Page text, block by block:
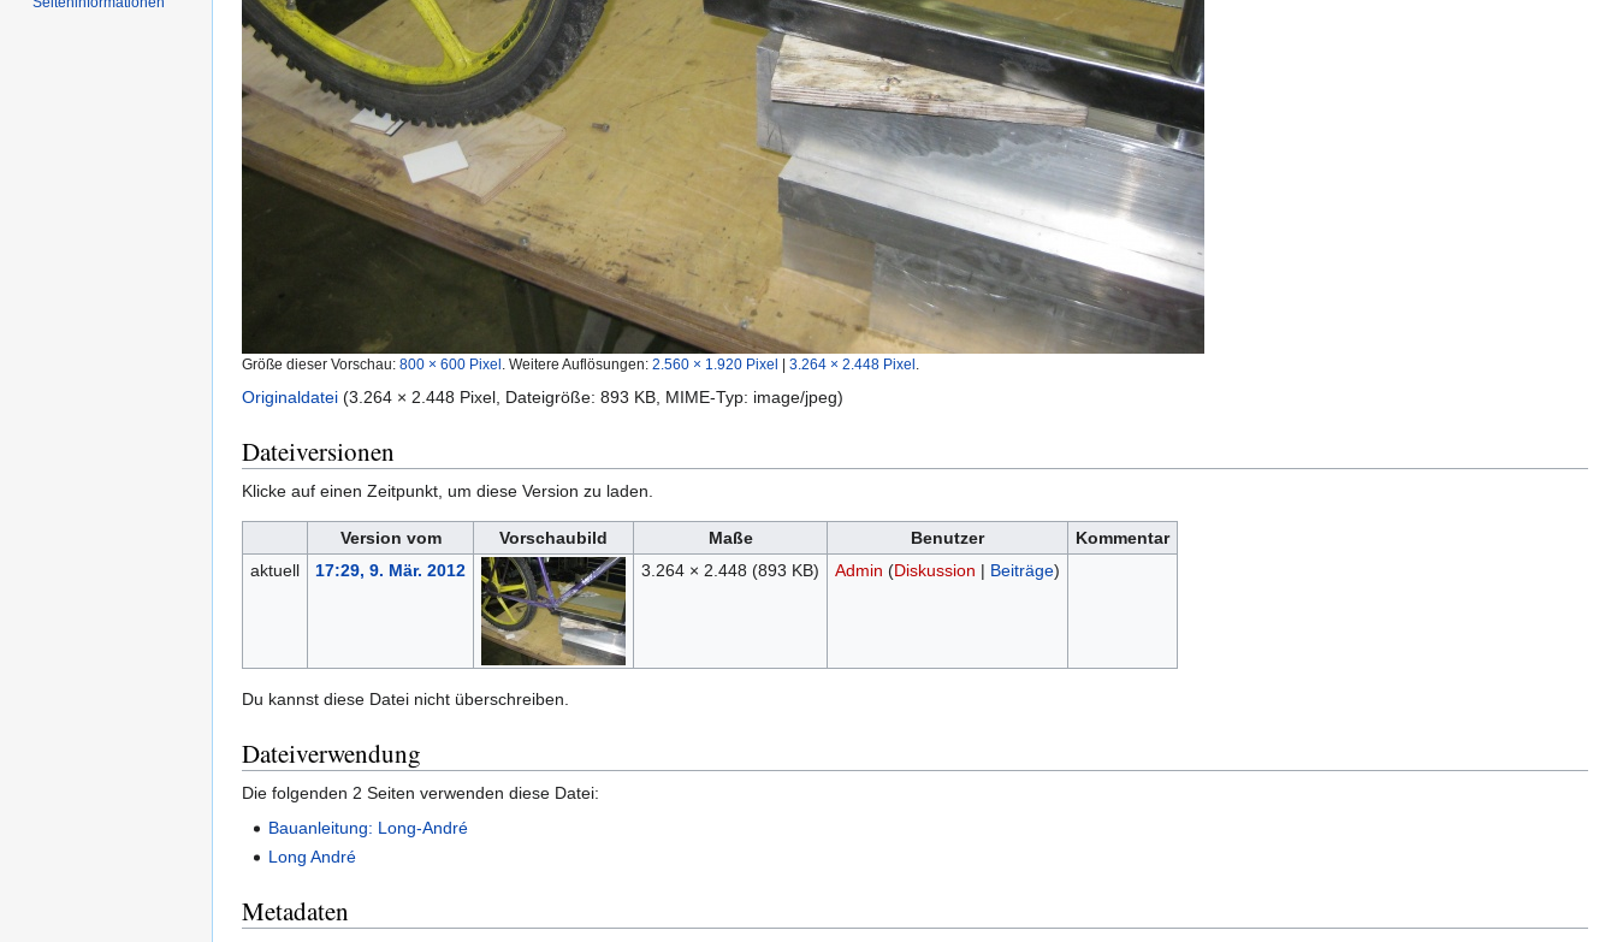
Größe dieser Vorschau: 800 × 600 Pixel Weitere Auflösungen: 2.560 × 1.920 Pixel 3.264 × 2.448 Pixel
Originaldatei (3.264 × 2.448 Pixel, Dateigröße: 893 KB, MIME-Typ: image/jpeg)
Dateiversionen
Klicke auf einen Zeitpunkt, um diese Version zu laden.
Version vom Vorschaubild Maße Benutzer
Kommentar
aktuell
17:29, 9. Mär. 2012 3.264 × 2.448 (893 KB) Admin (Diskussion | Beiträge)
Du kannst diese Datei nicht überschreiben.
Dateiverwendung
Die folgenden 2 Seiten verwenden diese Datei:
Bauanleitung: Long-André
Long André
Metadaten